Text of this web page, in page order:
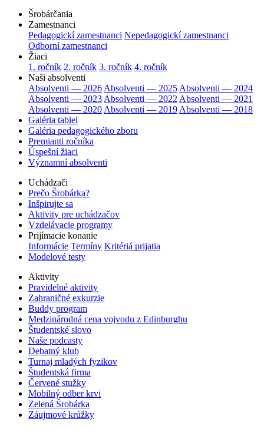
Šrobárčania
Zamestnanci
Pedagogickí zamestnanci Nepedagogickí zamestnanci
Odborní zamestnanci
Žiaci
1. ročník 2. ročník 3. ročník 4. ročník
Naši absolventi
Absolventi — 2026 Absolventi — 2025 Absolventi — 2024
Absolventi — 2023 Absolventi — 2022 Absolventi — 2021
Absolventi — 2020 Absolventi — 2019 Absolventi — 2018
Galéria tabiel
Galéria pedagogického zboru
Premianti ročníka
Úspešní žiaci
Významní absolventi
Uchádzači
Prečo Šrobárka?
Inšpirujte sa
Aktivity pre uchádzačov
Vzdelávacie programy
Prijímacie konanie
Informácie Termíny Kritériá prijatia
Modelové testy
Aktivity
Pravidelné aktivity
Zahraničné exkurzie
Buddy program
Medzinárodná cena vojvodu z Edinburghu
Študentské slovo
Naše podcasty
Debatný klub
Turnaj mladých fyzikov
Študentská firma
Červené stužky
Mobilný odber krvi
Zelená Šrobárka
Záujmové krúžky